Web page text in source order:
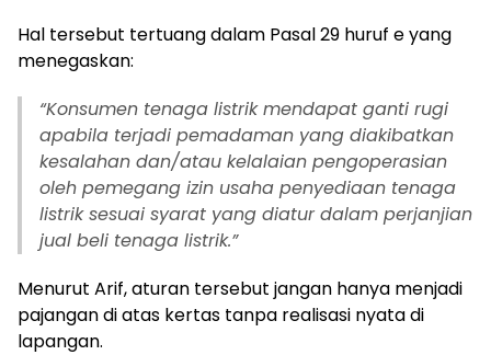
Hal tersebut tertuang dalam Pasal 29 huruf e yang
menegaskan:
“Konsumen tenaga listrik mendapat ganti rugi
apabila terjadi pemadaman yang diakibatkan
kesalahan dan/atau kelalaian pengoperasian
oleh pemegang izin usaha penyediaan tenaga
listrik sesuai syarat yang diatur dalam perjanjian
jual beli tenaga listrik.”
Menurut Arif, aturan tersebut jangan hanya menjadi
pajangan di atas kertas tanpa realisasi nyata di
lapangan.